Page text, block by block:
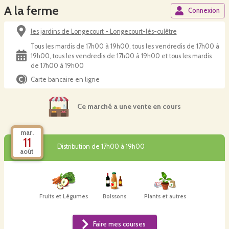
A la ferme Connexion
les jardins de Longecourt - Longecourt-lès-culêtre
Tous les mardis de 17h00 à 19h00, tous les vendredis de 17h00 à
19h00, tous les vendredis de 17h00 à 19h00 et tous les mardis
de 17h00 à 19h00
Carte bancaire en ligne
Ce marché a une vente en cours
mar.
11
août
Distribution de 17h00 à 19h00
Fruits et Légumes Boissons Plants et autres
Faire mes courses